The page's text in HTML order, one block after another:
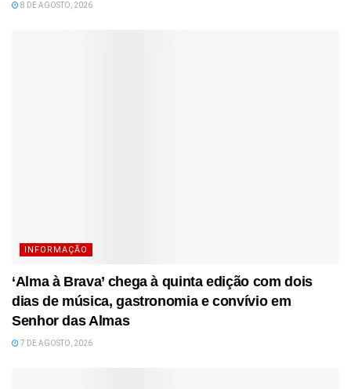
8 DE AGOSTO, 2026
INFORMAÇÃO
‘Alma à Brava’ chega à quinta edição com dois
dias de música, gastronomia e convívio em
Senhor das Almas
7 DE AGOSTO, 2026